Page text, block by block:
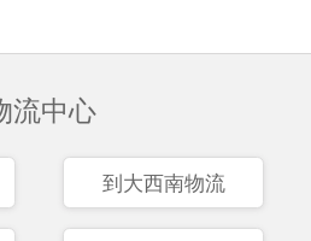
流中心
到大西南物流